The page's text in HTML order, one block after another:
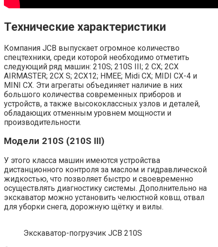
Технические характеристики
Компания JCB выпускает огромное количество
спецтехники, среди которой необходимо отметить
следующий ряд машин: 210S; 210S III; 2 CX; 2CX
AIRMASTER; 2CX S; 2CX12; HMEE; Midi CX; MIDI CX-4 и
MINI CX. Эти агрегаты объединяет наличие в них
большого количества современных приборов и
устройств, а также высококлассных узлов и деталей,
обладающих отменным уровнем мощности и
производительности.
Модели 210S (210S III)
У этого класса машин имеются устройства
дистанционного контроля за маслом и гидравлической
жидкостью, что позволяет быстро и своевременно
осуществлять диагностику системы. Дополнительно на
экскаватор можно установить челюстной ковш, отвал
для уборки снега, дорожную щётку и вилы.
Экскаватор-погрузчик JCB 210S